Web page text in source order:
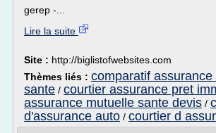
gerep -...
Lire la suite
Site : http://biglistofwebsites.com
Thèmes liés : comparatif assurance
sante / courtier assurance pret
assurance mutuelle sante devis /
d'assurance auto / courtier d